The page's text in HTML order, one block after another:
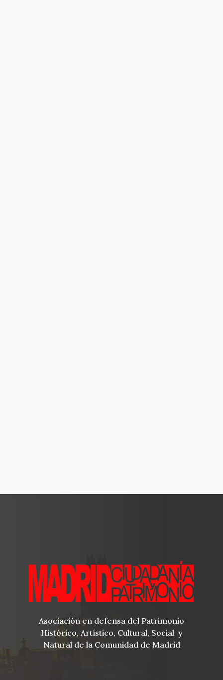
Asociación en defensa del Patrimonio
Histórico, Artístico, Cultural, Social y
Natural de la Comunidad de Madrid